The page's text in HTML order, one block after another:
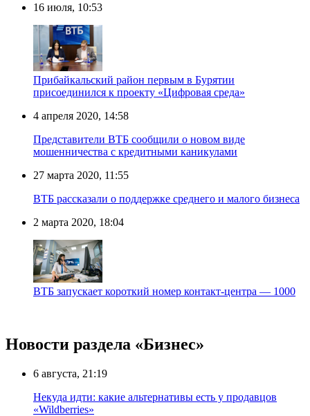
16 июля, 10:53
Прибайкальский район первым в Бурятии
присоединился к проекту «Цифровая среда»
4 апреля 2020, 14:58
Представители ВТБ сообщили о новом виде
мошенничества с кредитными каникулами
27 марта 2020, 11:55
ВТБ рассказали о поддержке среднего и малого бизнеса
2 марта 2020, 18:04
ВТБ запускает короткий номер контакт-центра — 1000
Новости раздела «Бизнес»
6 августа, 21:19
Некуда идти: какие альтернативы есть у продавцов
«Wildberries»